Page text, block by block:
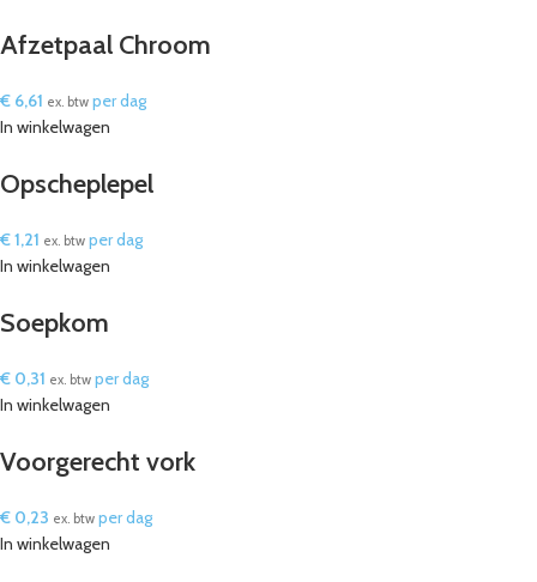
Afzetpaal Chroom
€ 6,61 ex. btw per dag
In winkelwagen
Opscheplepel
€1,21 ex. btw per dag
In winkelwagen
Soepkom
€ 0,31 ex. btw per dag
In winkelwagen
Voorgerecht vork
€ 0,23 ex. btw per dag
In winkelwagen